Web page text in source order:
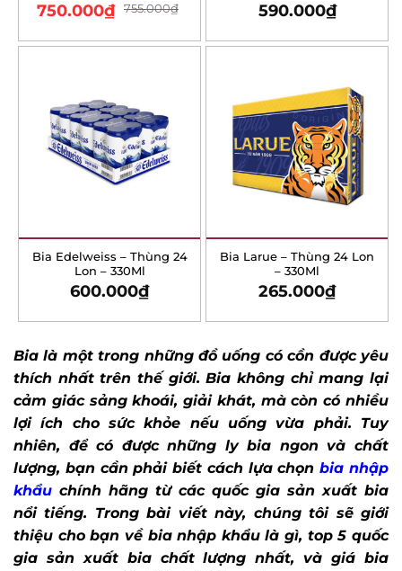
Bia là một trong những đồ uống có cồn được yêu
thích nhất trên thế giới. Bia không chỉ mang lại
cảm giác sảng khoái, giải khát, mà còn có nhiều
lợi ích cho sức khỏe nếu uống vừa phải. Tuy
nhiên, để có được những ly bia ngon và chất
lượng, bạn cần phải biết cách lựa chọnbia nhập
khẩu chính hãng từ các quốc gia sản xuất bia
nổi tiếng. Trong bài viết này, chúng tôi sẽ giới
thiệu cho bạn về bia nhập khẩu là gì, top 5 quốc
gia sản xuất bia chất lượng nhất, và giá bia
Rated
of 5
755.000₫
750.000₫ 590.000₫
Bia Edelweiss – Thùng 24
Lon – 330Ml
600.000₫
Bia Larue – Thùng 24 Lon
– 330Ml
265.000₫